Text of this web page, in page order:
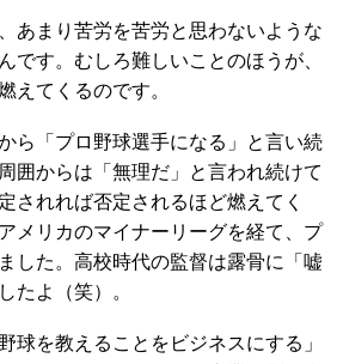
あまり苦労を苦労と思わないような
です。むしろ難しいことのほうが、
えてくるのです。
ら「プロ野球選手になる」と言い続
囲からは「無理だ」と言われ続けて
されれば否定されるほど燃えてく
メリカのマイナーリーグを経て、プ
した。高校時代の監督は露骨に「嘘
たよ（笑）。
球を教えることをビジネスにする」